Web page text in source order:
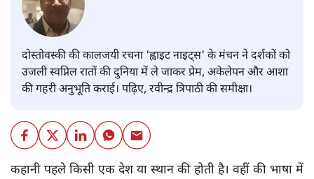
दोस्तोवस्की की कालजयी रचना 'ह्वाइट नाइट्स' के मंचन ने दर्शकों को
उजली स्वप्निल रातों की दुनिया में ले जाकर प्रेम, अकेलेपन और आशा
की गहरी अनुभूति कराई। पढ़िए, रवीन्द्र त्रिपाठी की समीक्षा।
कहानी पहले किसी एक देश या स्थान की होती है। वहीं की भाषा में